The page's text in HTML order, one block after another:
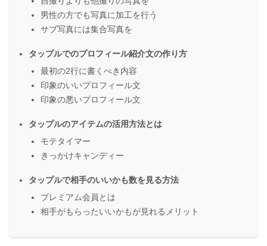
男性の方でも写真に加工を行う
サブ写真には集合写真を
タップルでのプロフィール紹介文の作り方
最初の2行に書くべき内容
印象のいいプロフィール文
印象の悪いプロフィール文
タップルのアイテムの活用方法とは
モテタイマー
きっかけキャンディー
タップルで相手のいいかも数を見る方法
プレミアム会員とは
相手がもらったいいかもが見れるメリット